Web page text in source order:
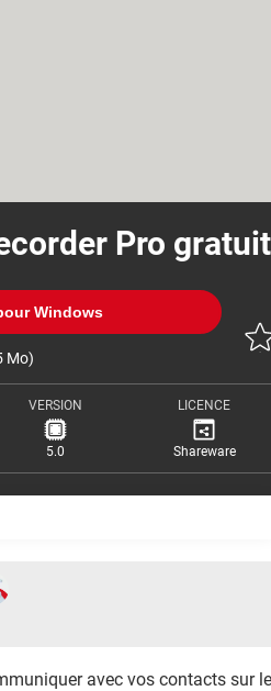
Pro
Windows
Mo)
VERSION
5.0
LICENCE
Shareware
avec vos contacts sur